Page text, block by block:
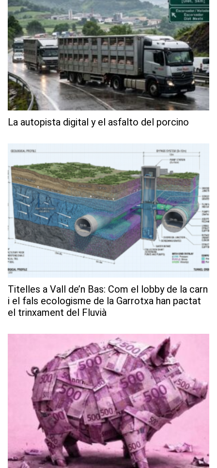
La autopista digital y el asfalto del porcino
Titelles a Vall de’n Bas: Com el lobby de la carn
i el fals ecologisme de la Garrotxa han pactat
el trinxament del Fluvià